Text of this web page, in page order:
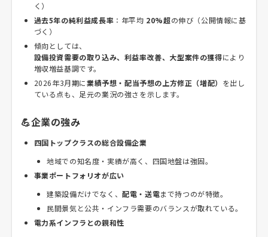
く）
過去5年の純利益成長率 ：年平均 20%超の伸び（公開情報に基
づく）
傾向としては、
設備投資需要の取り込み、利益率改善、大型案件の獲得により
増収増益基調です。
2026年3月期に業績予想・配当予想の上方修正（増配） を出し
ている点も、足元の業況の強さを示します。
💪企業の強み
四国トップクラスの総合設備企業
地域での知名度・実績が高く、四国地盤は強固。
事業ポートフォリオが広い
建築設備だけでなく、配電・送電まで持つのが特徴。
民間景気と公共・インフラ需要のバランスが取れている。
電力系インフラとの親和性